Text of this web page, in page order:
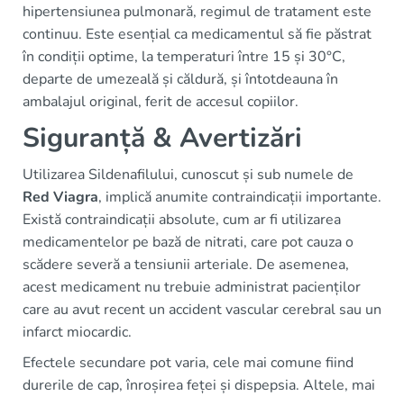
hipertensiunea pulmonară, regimul de tratament este
continuu. Este esențial ca medicamentul să fie păstrat
în condiții optime, la temperaturi între 15 și 30°C,
departe de umezeală și căldură, și întotdeauna în
ambalajul original, ferit de accesul copiilor.
Siguranță & Avertizări
Utilizarea Sildenafilului, cunoscut și sub numele de
Red Viagra, implică anumite contraindicații importante.
Există contraindicații absolute, cum ar fi utilizarea
medicamentelor pe bază de nitrati, care pot cauza o
scădere severă a tensiunii arteriale. De asemenea,
acest medicament nu trebuie administrat pacienților
care au avut recent un accident vascular cerebral sau un
infarct miocardic.
Efectele secundare pot varia, cele mai comune fiind
durerile de cap, înroșirea feței și dispepsia. Altele, mai